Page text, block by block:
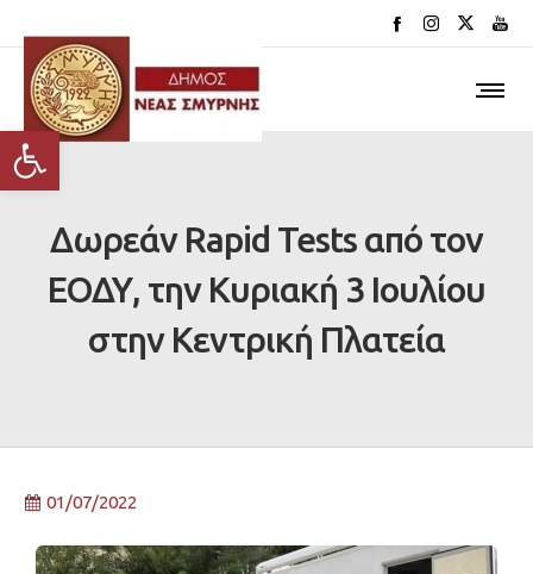
Ανοίξτε τη γραμμή εργαλείων
Δωρεάν Rapid Tests από τον
ΕΟΔΥ, την Κυριακή 3 Ιουλίου
στην Κεντρική Πλατεία
01/07/2022